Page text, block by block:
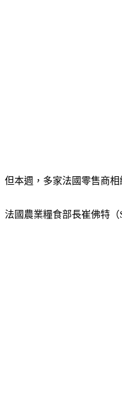
但本週，多家法國零售商
法國農業糧食部長崔佛特（